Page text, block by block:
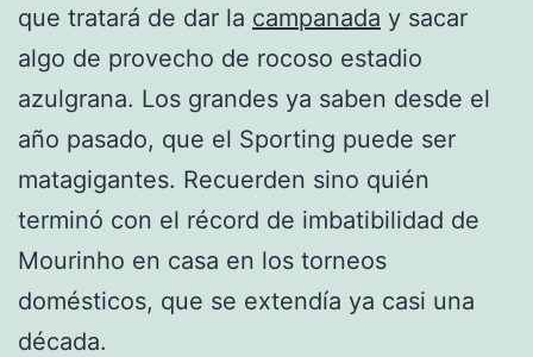
que tratará de dar la campanada y sacar
algo de provecho de rocoso estadio
azulgrana. Los grandes ya saben desde el
año pasado, que el Sporting puede ser
matagigantes. Recuerden sino quién
terminó con el récord de imbatibilidad de
Mourinho en casa en los torneos
domésticos, que se extendía ya casi una
década.